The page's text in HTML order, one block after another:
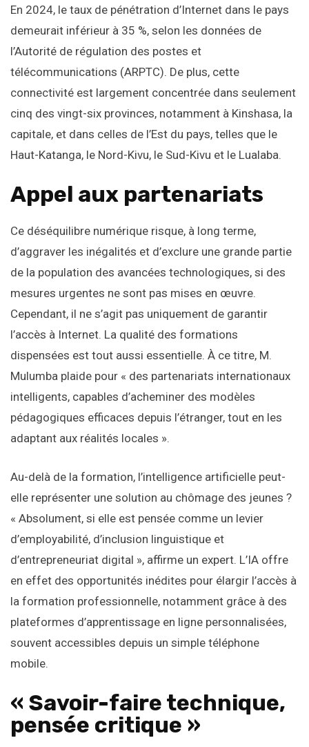
En 2024, le taux de pénétration d’Internet dans le pays
demeurait inférieur à 35 %, selon les données de
l’Autorité de régulation des postes et
télécommunications (ARPTC). De plus, cette
connectivité est largement concentrée dans seulement
cinq des vingt-six provinces, notamment à Kinshasa, la
capitale, et dans celles de l’Est du pays, telles que le
Haut-Katanga, le Nord-Kivu, le Sud-Kivu et le Lualaba.
Appel aux partenariats
Ce déséquilibre numérique risque, à long terme,
d’aggraver les inégalités et d’exclure une grande partie
de la population des avancées technologiques, si des
mesures urgentes ne sont pas mises en œuvre.
Cependant, il ne s’agit pas uniquement de garantir
l’accès à Internet. La qualité des formations
dispensées est tout aussi essentielle. À ce titre, M.
Mulumba plaide pour « des partenariats internationaux
intelligents, capables d’acheminer des modèles
pédagogiques efficaces depuis l’étranger, tout en les
adaptant aux réalités locales ».
Au-delà de la formation, l’intelligence artificielle peut-
elle représenter une solution au chômage des jeunes ?
« Absolument, si elle est pensée comme un levier
d’employabilité, d’inclusion linguistique et
d’entrepreneuriat digital », affirme un expert. L’IA offre
en effet des opportunités inédites pour élargir l’accès à
la formation professionnelle, notamment grâce à des
plateformes d’apprentissage en ligne personnalisées,
souvent accessibles depuis un simple téléphone
mobile.
« Savoir-faire technique,
pensée critique »